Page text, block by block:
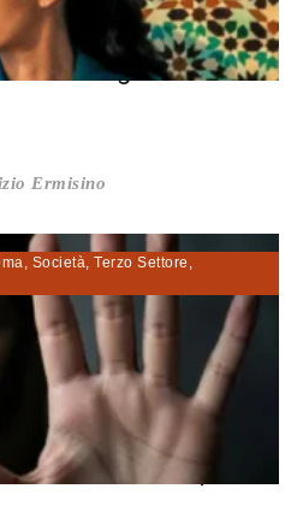
è una generazi...
Ermisino
, Società, Terzo Settore ,
di violenza,...